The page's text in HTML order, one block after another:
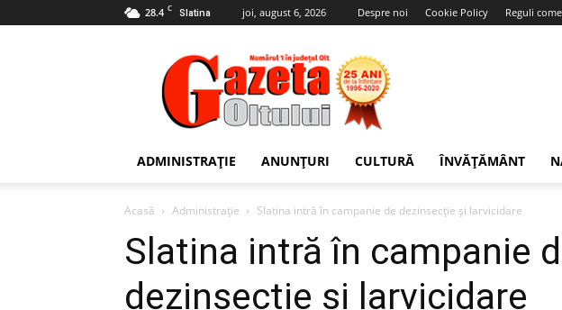
28.4 C Slatina joi, august 6, 2026 Despre noi Cookie Policy Reguli
Gazeta
Oltului
ADMINISTRAȚIE ANUNȚURI CULTURĂ ÎNVĂȚĂMÂNT
Acasă Administrație Slatina intră în campanie de dezinsecție și larvicidare
Slatina intră în campanie
dezinsecție și larvicidare